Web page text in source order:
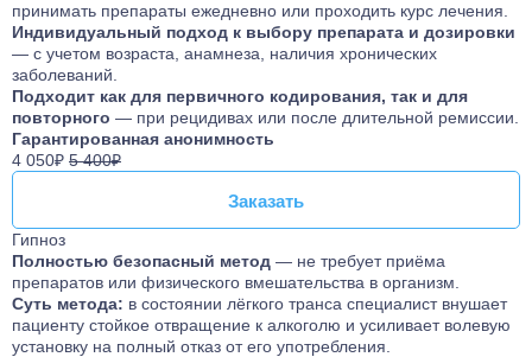
принимать препараты ежедневно или проходить курс лечения.
Индивидуальный подход к выбору препарата и дозировки
— с учетом возраста, анамнеза, наличия хронических
заболеваний.
Подходит как для первичного кодирования, так и для
повторного — при рецидивах или после длительной ремиссии.
Гарантированная анонимность
4 050₽ 5 400₽
Заказать
Заказать
Гипноз
Полностью безопасный метод — не требует приёма
препаратов или физического вмешательства в организм.
Суть метода: в состоянии лёгкого транса специалист внушает
пациенту стойкое отвращение к алкоголю и усиливает волевую
установку на полный отказ от его употребления.